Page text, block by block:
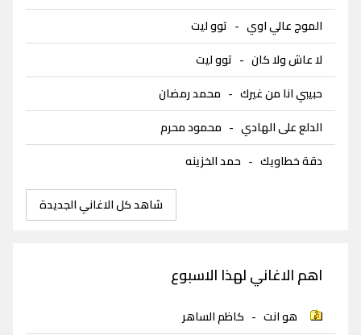
الموج عالي اوي - توو ليت
لا عاش ولا كان - توو ليت
حبيبي انا من غيرك - محمد رمضان
الدلع على الهادي - محمود محرم
دقة خطاويك - حمد الخزينه
شاهد كل الاغاني الجديدة
اهم الاغاني لهذا الاسبوع
هو انت - كاظم الساهر